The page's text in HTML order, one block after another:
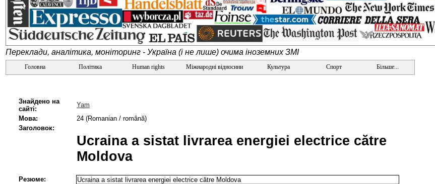
Переклади, аналітика, моніторинг - Україна (і не лише) очима іноземних ЗМІ
Головна Політика Human rights Міжнародні відносини Культура Спорт Більше...
Знайдено на
сайті:
Yam
Мова:
24 (Romanian / română)
Заголовок:
Ucraina a sistat livrarea energiei electrice către
Moldova
Резюме:
Ucraina a sistat livrarea energiei electrice către Moldova